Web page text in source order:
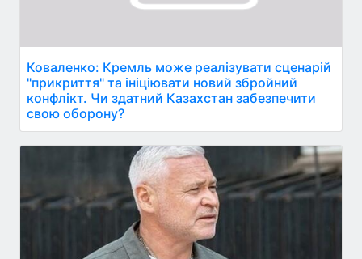
Коваленко: Кремль може реалізувати сценарій
"прикриття" та ініціювати новий збройний
конфлікт. Чи здатний Казахстан забезпечити
свою оборону?